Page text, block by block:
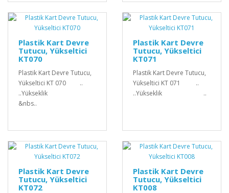
Plastik Kart Devre
Tutucu, Yükseltici
KT070
Plastik Kart Devre Tutucu,
Yükseltici KT 070 ..
..Yükseklik
&nbs..
Plastik Kart Devre
Tutucu, Yükseltici
KT071
Plastik Kart Devre Tutucu,
Yükseltici KT 071 ..
..Yükseklik ..
Plastik Kart Devre
Tutucu, Yükseltici
KT072
Plastik Kart Devre
Tutucu, Yükseltici
KT008